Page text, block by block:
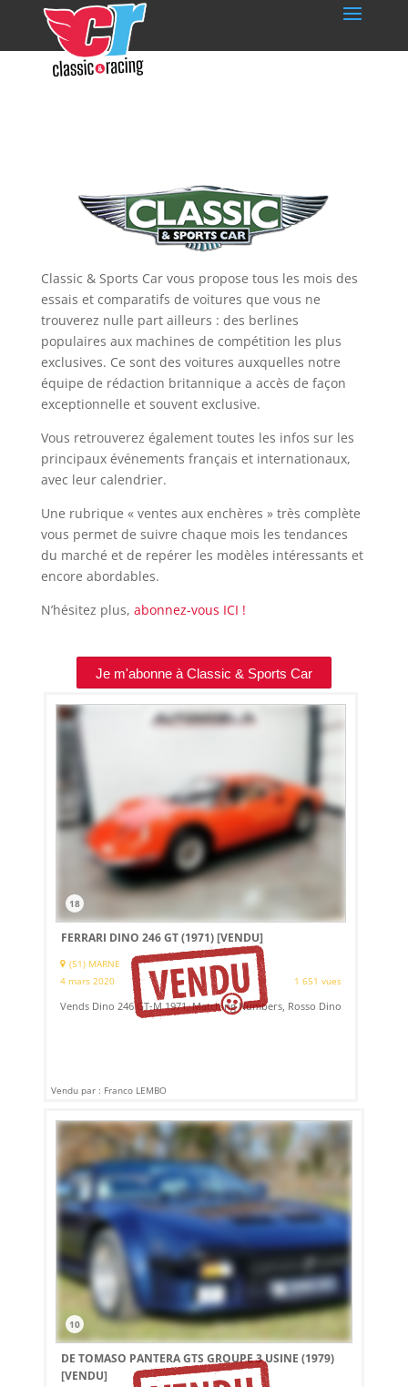
Classic & Sports Car vous propose tous les mois des
essais et comparatifs de voitures que vous ne
trouverez nulle part ailleurs : des berlines
populaires aux machines de compétition les plus
exclusives. Ce sont des voitures auxquelles notre
équipe de rédaction britannique a accès de façon
exceptionnelle et souvent exclusive.
Vous retrouverez également toutes les infos sur les
principaux événements français et internationaux,
avec leur calendrier.
Une rubrique « ventes aux enchères » très complète
vous permet de suivre chaque mois les tendances
du marché et de repérer les modèles intéressants et
encore abordables.
N’hésitez plus, abonnez-vous ICI !
Je m'abonne à Classic & Sports Car
18
FERRARI DINO 246 GT (1971)[VENDU]
(51) MARNE
4 mars 2020
1 651 vues
Vends Dino 246 GT-M 1971, Matching Numbers, Rosso Dino
Vendu par : Franco LEMBO
10
DE TOMASO PANTERA GTS GROUPE 3 USINE (1979)
[VENDU]